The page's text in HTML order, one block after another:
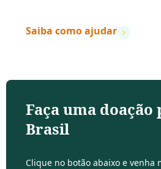
Saiba como ajudar
Faça uma doação
Brasil
Clique no botão abaixo e venha